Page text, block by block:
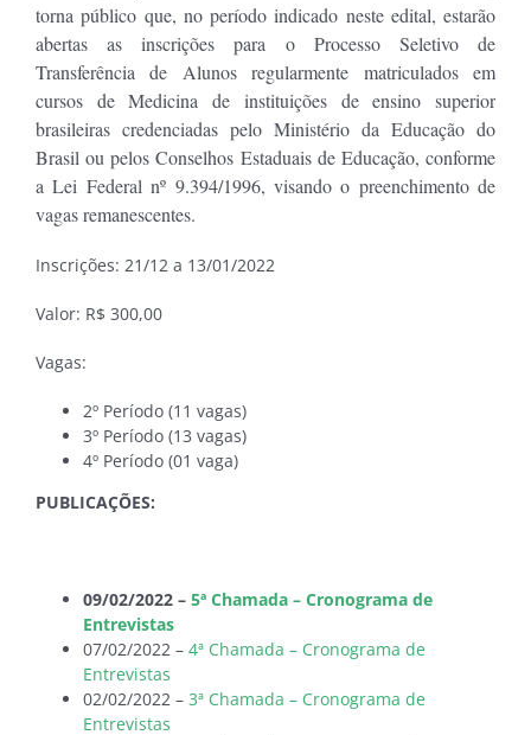
torna público que, no período indicado neste edital, estarão
abertas as inscrições para o Processo Seletivo de
Transferência de Alunos regularmente matriculados em
cursos de Medicina de instituições de ensino superior
brasileiras credenciadas pelo Ministério da Educação do
Brasil ou pelos Conselhos Estaduais de Educação, conforme
a Lei Federal nº 9.394/1996, visando o preenchimento de
vagas remanescentes.
Inscrições: 21/12 a 13/01/2022
Valor: R$ 300,00
Vagas:
2º Período (11 vagas)
3º Período (13 vagas)
4º Período (01 vaga)
PUBLICAÇÕES:
09/02/2022 – 5ª Chamada – Cronograma de
Entrevistas
07/02/2022 – 4ª Chamada – Cronograma de
Entrevistas
02/02/2022 – 3ª Chamada – Cronograma de
Entrevistas